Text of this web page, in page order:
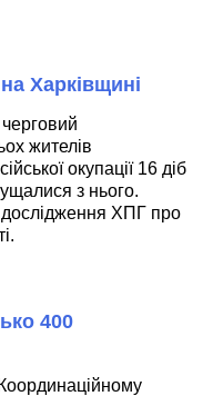
Харківщині
жителів
окупації 16 діб
з нього.
дослідження ХПГ про
400